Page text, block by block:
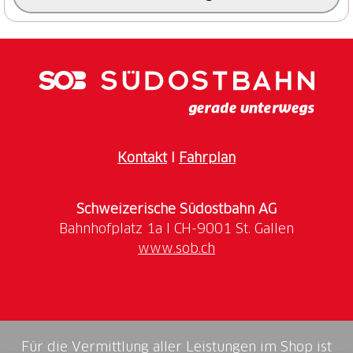
Reto und Barry kann an den oben genannten Rigi
Bahnen-Stationen bezogen werden.
KontaktI Fahrplan
Schweizerische Südostbahn AG
www.sob.ch
Für die Vermittlung aller Leistungen im Shop ist